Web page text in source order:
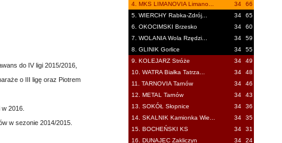
4. MKS LIMANOVIA Limano...
34
66
5. WIERCHY Rabka-Zdrój...
34
65
6. OKOCIMSKI Brzesko
34
60
7. WOLANIA Wola Rzędzi...
34
59
8. GLINIK Gorlice
34
55
9. KOLEJARZ Stróże
34
49
10. WATRA Białka Tatrza...
34
48
11. TARNOVIA Tarnów
34
46
12. METAL Tarnów
34
43
13. SOKÓŁ Słopnice
34
36
14. SKALNIK Kamionka Wie...
34
35
15. BOCHEŃSKI KS
34
31
16. DUNAJEC Zakliczyn
34
24
do IV ligi 2015/2016,
o III ligę oraz Piotrem
2016.
w sezonie 2014/2015.